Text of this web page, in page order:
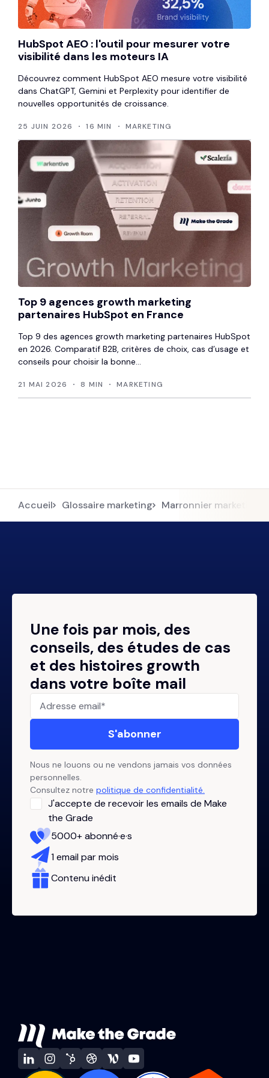
HubSpot AEO : l'outil pour mesurer votre
visibilité dans les moteurs IA
Découvrez comment HubSpot AEO mesure votre visibilité
dans ChatGPT, Gemini et Perplexity pour identifier de
nouvelles opportunités de croissance.
25 JUIN 2026 16 MIN MARKETING
Top 9 agences growth marketing
partenaires HubSpot en France
Top 9 des agences growth marketing partenaires HubSpot
en 2026. Comparatif B2B, critères de choix, cas d’usage et
conseils pour choisir la bonne...
21 MAI 2026 8 MIN MARKETING
Accueil Glossaire marketing Marronnier marketing
Une fois par mois, des
conseils, des études de cas
et des histoires growth
dans votre boîte mail
Nous ne louons ou ne vendons jamais vos données
personnelles.
Consultez notre politique de confidentialité.
J'accepte de recevoir les emails de Make
the Grade
5000+ abonné·e·s
1 email par mois
Contenu inédit